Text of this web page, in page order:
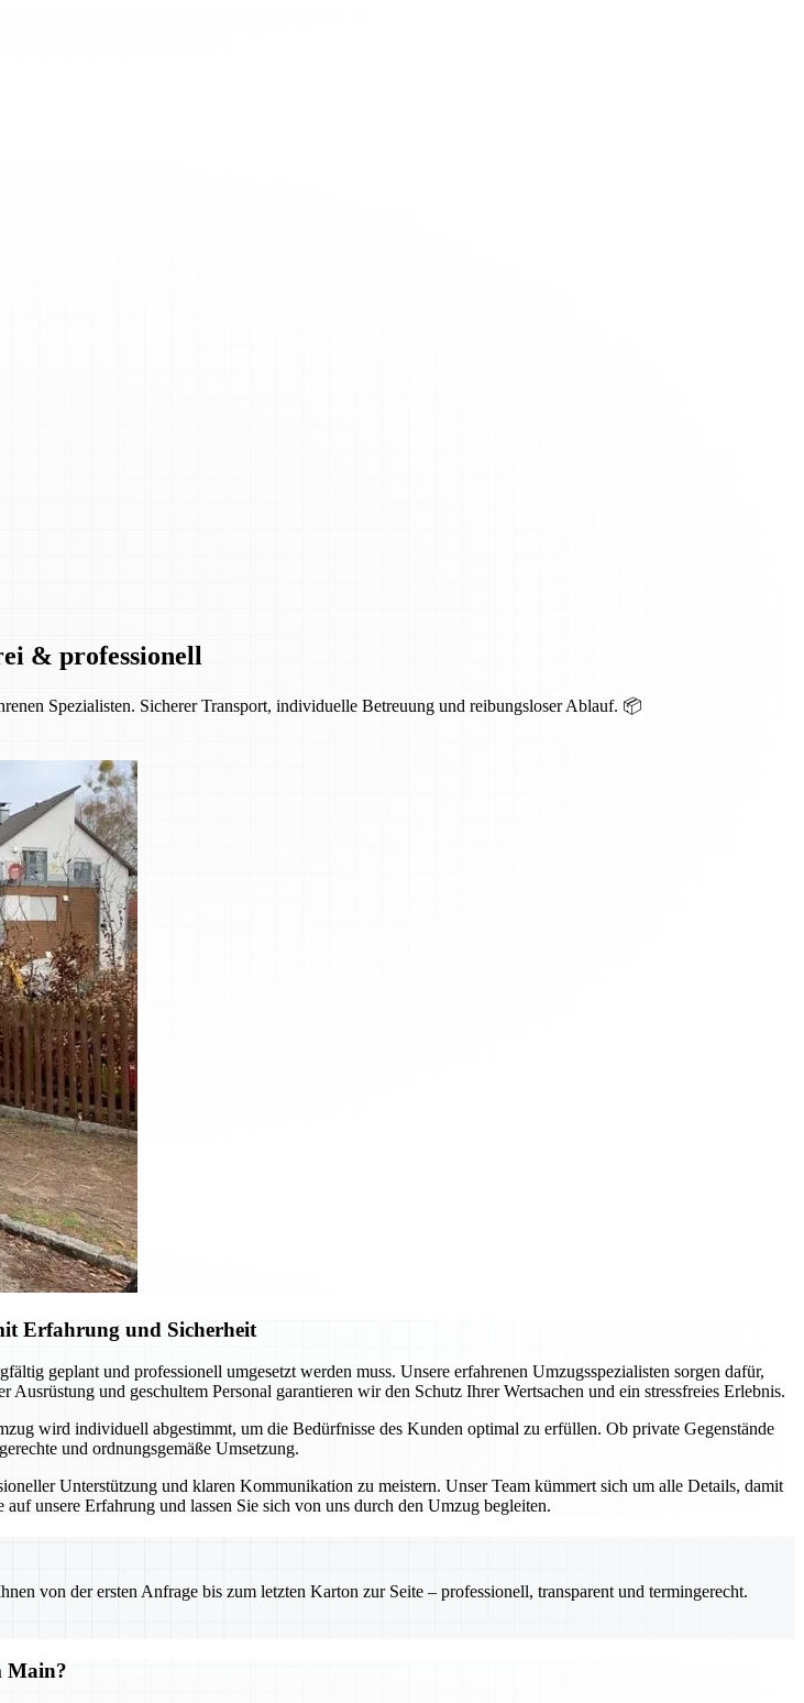
& professionell
Spezialisten. Sicherer Transport, individuelle Betreuung und reibungsloser Ablauf. 📦
Erfahrung und Sicherheit
geplant und professionell umgesetzt werden muss. Unsere erfahrenen Umzugsspezialisten sorgen dafür,
und geschultem Personal garantieren wir den Schutz Ihrer Wertsachen und ein stressfreies Erlebnis.
wird individuell abgestimmt, um die Bedürfnisse des Kunden optimal zu erfüllen. Ob private Gegenstände
und ordnungsgemäße Umsetzung.
Unterstützung und klaren Kommunikation zu meistern. Unser Team kümmert sich um alle Details, damit
unsere Erfahrung und lassen Sie sich von uns durch den Umzug begleiten.
von der ersten Anfrage bis zum letzten Karton zur Seite – professionell, transparent und termingerecht.
Main?